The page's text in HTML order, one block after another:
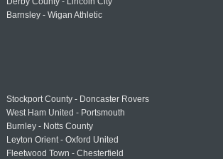
Barnsley - Wigan Athletic
Stockport County - Doncaster Rovers
West Ham United - Portsmouth
Burnley - Notts County
Leyton Orient - Oxford United
Fleetwood Town - Chesterfield